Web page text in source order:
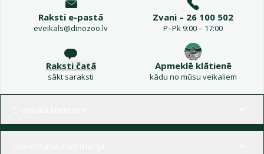
Raksti e-pastā
eveikals@dinozoo.lv
Zvani – 26 100 502
P–Pk 9:00 – 17:00
Raksti čatā
sākt saraksti
Apmeklē klātienē
kādu no mūsu veikaliem